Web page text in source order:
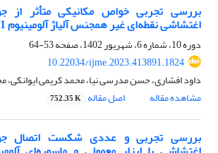
بررسی تجربی خواص مکانیکی متأثر از
اغتشاشی نقطه‌ای غیر همجنس آلیاژ آلومینیوم 6061-T6 به مس
دوره 10، شماره 6، شهریور 1402، صفحه
53-64
10.22034/ijme.2023.413891.1824
داود افشاری، حسن مدرسی نیا، محمد کریمی ایوانکی،
مشاهده مقاله
اصل مقاله 752.35 K
بررسی تجربی و عددی شکست اتصال